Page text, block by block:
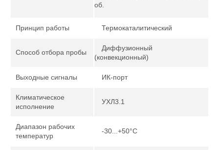
об.
Принцип работы Термокаталитический
Способ отбора пробы
Диффузионный
(конвекционный)
Выходные сигналы ИК-порт
Климатическое
исполнение
УХЛ3.1
Диапазон рабочих
температур
-30...+50°С